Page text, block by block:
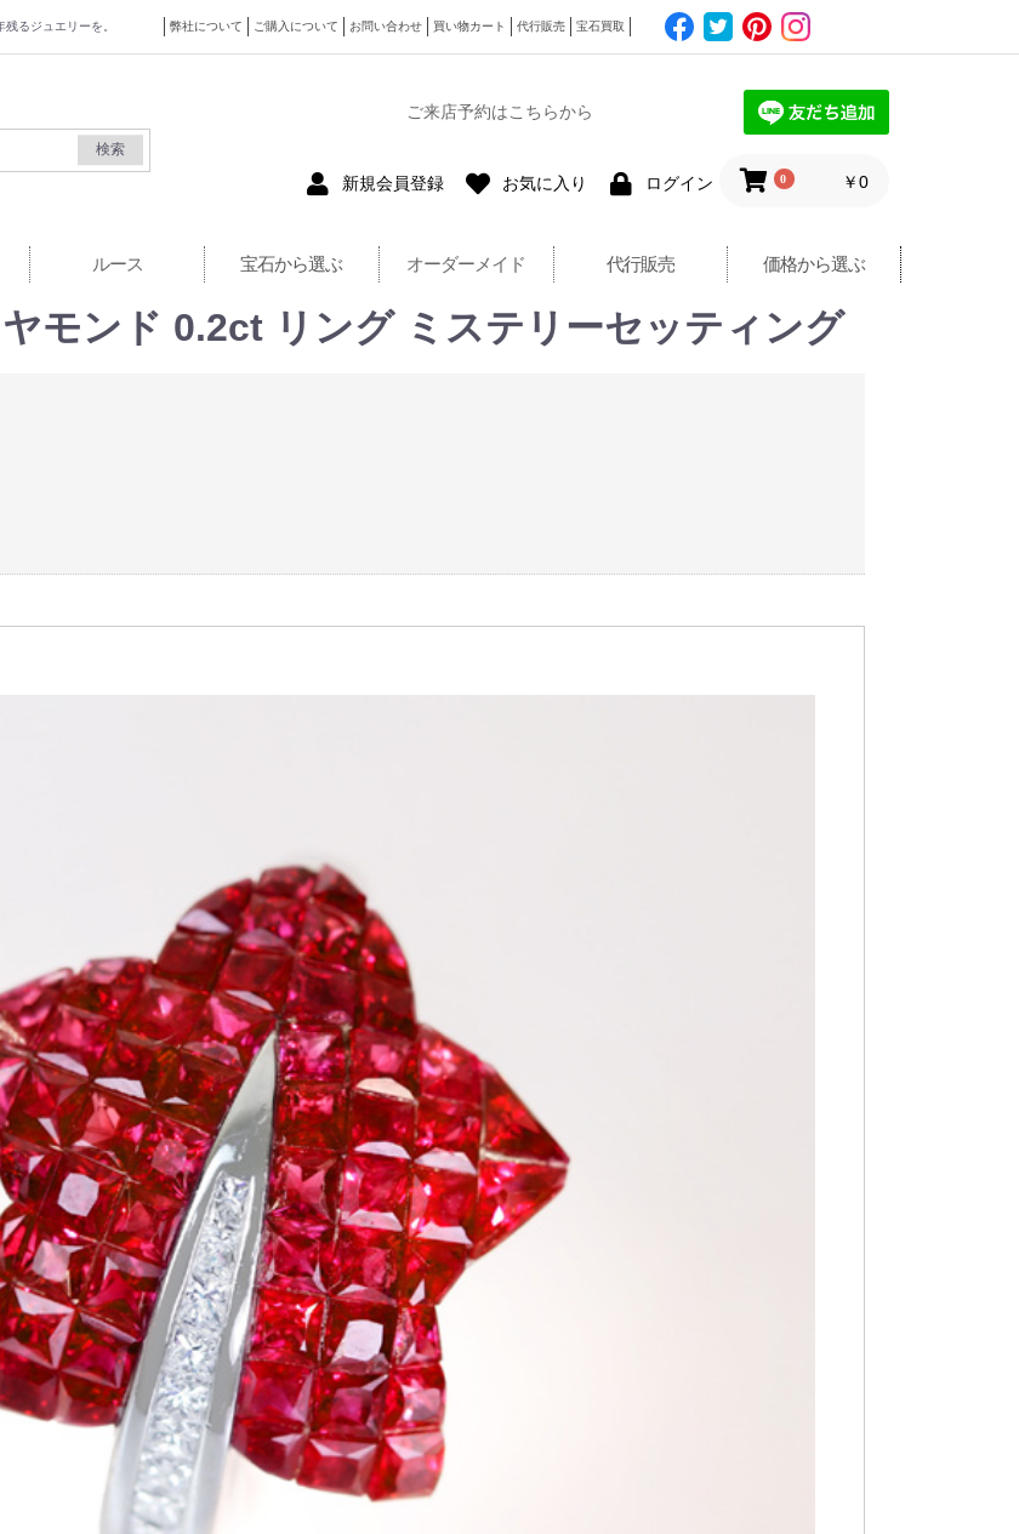
るジュエリーを。 弊社について ご購入について お問い合わせ 買い物カート 代行販売 宝石買取
検索
ご来店予約はこちらから
新規会員登録 お気に入り ログイン 0 ￥0
ルース 宝石から選ぶ オーダーメイド 代行販売 価格から選ぶ
モンド 0.2ct リング ミステリーセッティング